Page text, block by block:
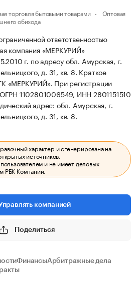
торговля бытовыми товарами
Оптовая
обихода
ответственностью
компания «МЕРКУРИЙ»
г. по адресу обл. Амурская, г.
д. 31, кв. 8. Краткое
«МЕРКУРИЙ». При регистрации
1102801006549, ИНН 2801151510
адрес: обл. Амурская, г.
д. 31, кв. 8.
характер и сгенерирована на
источников.
и не имеет деловых
РБК Компании.
компанией
Поделиться
ФинансыАрбитражные дела